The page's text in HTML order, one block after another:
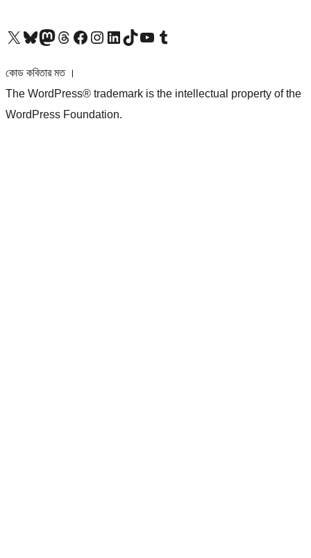
আমাদের X (আগের টুইটার) অ্যাকাউন্টে যানআমাদের Bluesky অ্যাকাউন্টটি দেখুনআমাদের মাস্টোডন অ্যাকাউন্টটি দেখুনআমাদের থ্রেডস অ্যাকাউন্টটি দেখুনআমাদের ফেসবুক পেজ দেখুনআমাদের ইন্সটাগ্রাম অ্যাকাউন্ট দেখুনআমাদের লিঙ্কডইন অ্যাকাউন্টে যানআমাদের TikTok অ্যাকাউন্টটি দেখুনআমাদের ইউটিউব চ্যানেলে যান আমাদের টাম্বলার অ্যাকাউন্ট দেখুন
কোড কবিতার মত ।
The WordPress® trademark is the intellectual property of the
WordPress Foundation.